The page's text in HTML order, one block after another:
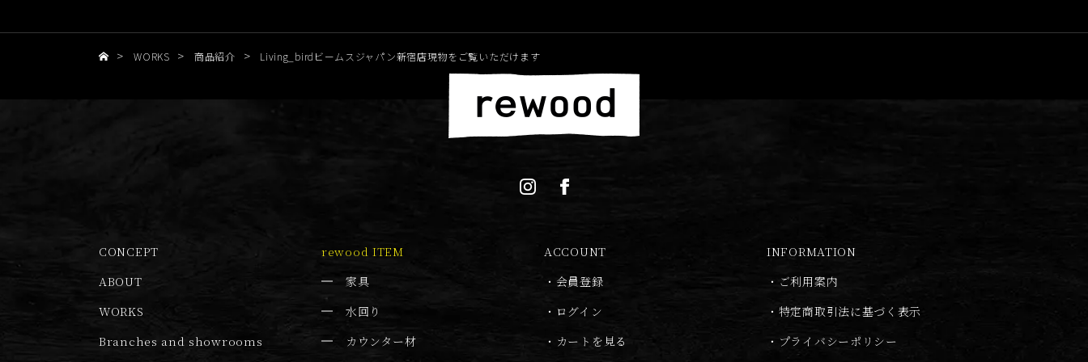
> WORKS > 商品紹介 > Living_birdビームスジャパン新宿店現物をご覧いただけます
CONCEPT
ABOUT
WORKS
Branches and showrooms
rewood ITEM
家具
水回り
カウンター材
ACCOUNT
・ 会員登録
・ ログイン
・ カートを見る
INFORMATION
・ ご利用案内
・ 特定商取引法に基づく表示
・ プライバシーポリシー